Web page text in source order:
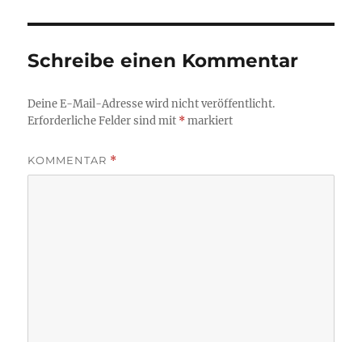
Schreibe einen Kommentar
Deine E-Mail-Adresse wird nicht veröffentlicht.
Erforderliche Felder sind mit *markiert
KOMMENTAR *